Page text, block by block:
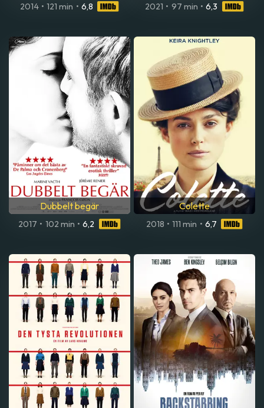
2014 • 121 min • 6,8 2021 • 97 min • 6,3
Dubbelt begär
2017 • 102 min • 6,2
Colette
2018 • 111 min • 6,7